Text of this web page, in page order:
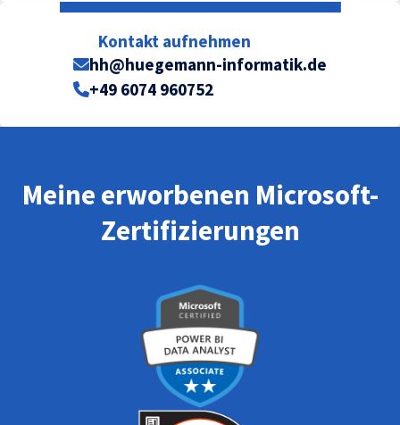
Kontakt aufnehmen
hh@huegemann-informatik.de
+49 6074 960752
Meine erworbenen Microsoft-
Zertifizierungen